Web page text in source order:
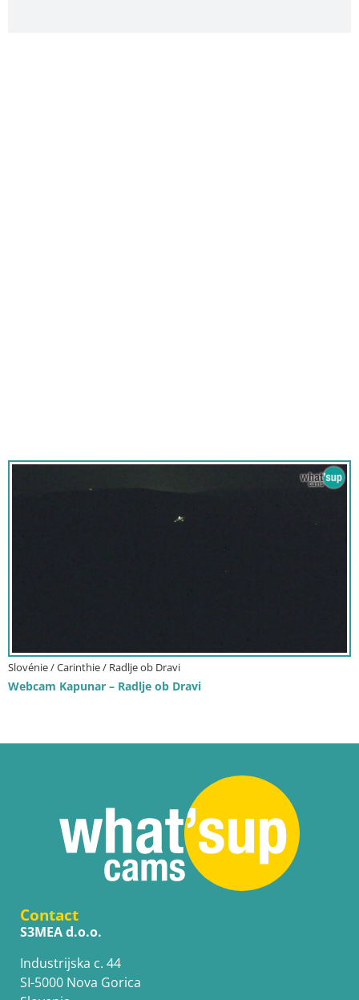
Slovénie / Carinthie / Radlje ob Dravi
Webcam Kapunar – Radlje ob Dravi
Contact
S3MEA d.o.o.
Industrijska c. 44
SI-5000 Nova Gorica